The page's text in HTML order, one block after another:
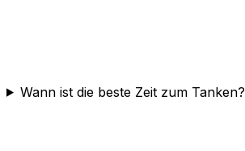
Wann ist die beste Zeit zum Tanken?